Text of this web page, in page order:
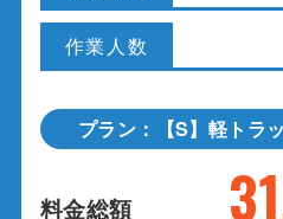
作業人数
プラン：【S】軽トラ
料金総額